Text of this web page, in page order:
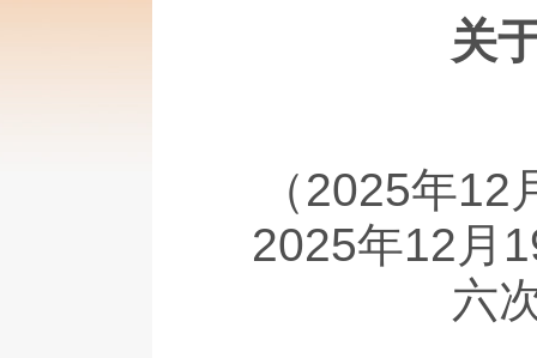
关
（2025年
2025年12月
六